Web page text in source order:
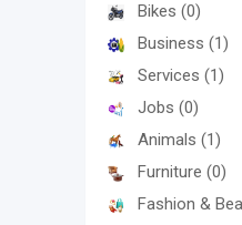
Bikes (0)
Business (1)
Services (1)
Jobs (0)
Animals (1)
Furniture (0)
Fashion &